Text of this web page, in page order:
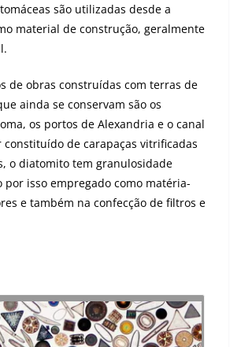
são utilizadas desde a
material de construção, geralmente
de obras construídas com terras de
ainda se conservam são os
os portos de Alexandria e o canal
constituído de carapaças vitrificadas
o diatomito tem granulosidade
por isso empregado como matéria-
e também na confecção de filtros e